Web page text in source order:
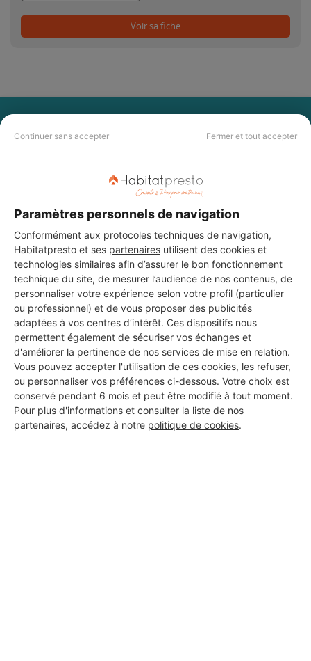
Continuer sans accepter Fermer et tout accepter
Paramètres personnels de navigation
Conformément aux protocoles techniques de navigation,
Habitatpresto et ses partenaires utilisent des cookies et
technologies similaires afin d’assurer le bon fonctionnement
technique du site, de mesurer l’audience de nos contenus, de
personnaliser votre expérience selon votre profil (particulier
ou professionnel) et de vous proposer des publicités
adaptées à vos centres d’intérêt. Ces dispositifs nous
permettent également de sécuriser vos échanges et
d'améliorer la pertinence de nos services de mise en relation.
Vous pouvez accepter l'utilisation de ces cookies, les refuser,
ou personnaliser vos préférences ci-dessous. Votre choix est
conservé pendant 6 mois et peut être modifié à tout moment.
Pour plus d'informations et consulter la liste de nos
partenaires, accédez à notre politique de cookies.
Voir sa fiche
PAS LE TEMPS DE
CHERCHER ?
Vous souhaitez réaliser des travaux et ne savez quel professionnel
auprès de notre réseau de 5 000
professionnels partout en France.
DEMANDER UN DEVIS